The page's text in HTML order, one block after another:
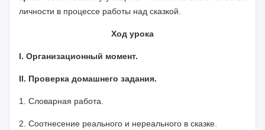
личности в процессе работы над сказкой.
Ход урока
I. Организационный момент.
II. Проверка домашнего задания.
1. Словарная работа
2. Соотнесение реального и нереального в сказке.